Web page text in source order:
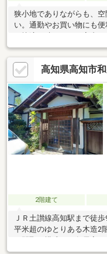
狭小地でありながらも、
い。通勤やお買い物にも
が快適に叶います。室内
られる心地よい空間に。
にも優れた明るい住まい
び心と収納力を両立。さ
ームのダブル発電により
暮らしを実現します。
高知県高知市
2階建て
ＪＲ土讃線高知駅まで徒
平米超のゆとりある木造2
もすっきりと収まります